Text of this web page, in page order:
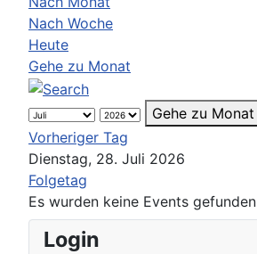
Nach Woche
Heute
Gehe zu Monat
Gehe zu Monat
Vorheriger Tag
Dienstag, 28. Juli 2026
Folgetag
Es wurden keine Events gefunden
Login